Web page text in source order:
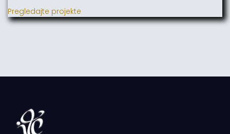
Pregledajte projekte